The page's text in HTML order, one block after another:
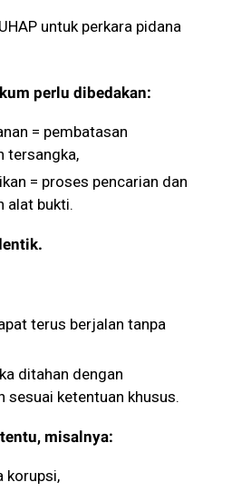
untuk perkara pidana
perlu dibedakan:
= pembatasan
tersangka,
= proses pencarian dan
alat bukti.
terus berjalan tanpa
ditahan dengan
sesuai ketentuan khusus.
misalnya:
korupsi,